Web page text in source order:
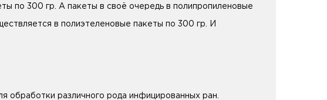
по 300 гр. А пакеты в своё очередь в полипропиленовые
в полиэтеленовые пакеты по 300 гр. И
различного рода инфицированных ран.